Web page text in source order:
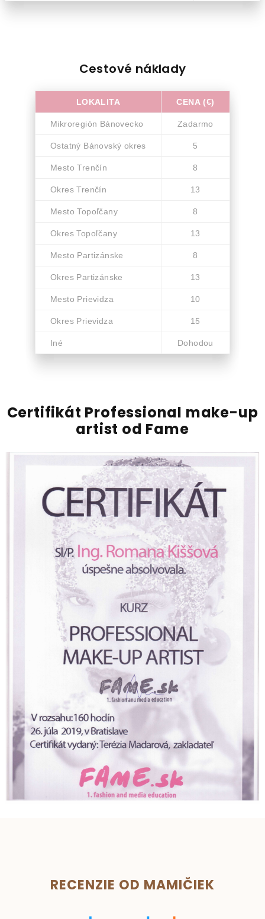
Cestové náklady
LOKALITA CENA (€)
Mikroregión Bánovecko Zadarmo
Ostatný Bánovský okres 5
Mesto Trenčín 8
Okres Trenčín 13
Mesto Topoľčany 8
Okres Topoľčany 13
Mesto Partizánske 8
Okres Partizánske 13
Mesto Prievidza 10
Okres Prievidza 15
Iné Dohodou
Certifikát Professional make-up
artist od Fame
RECENZIE OD MAMIČIEK